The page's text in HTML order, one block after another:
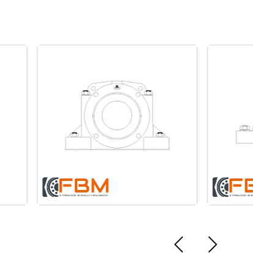
Rolamentos SKF em São
Paulo